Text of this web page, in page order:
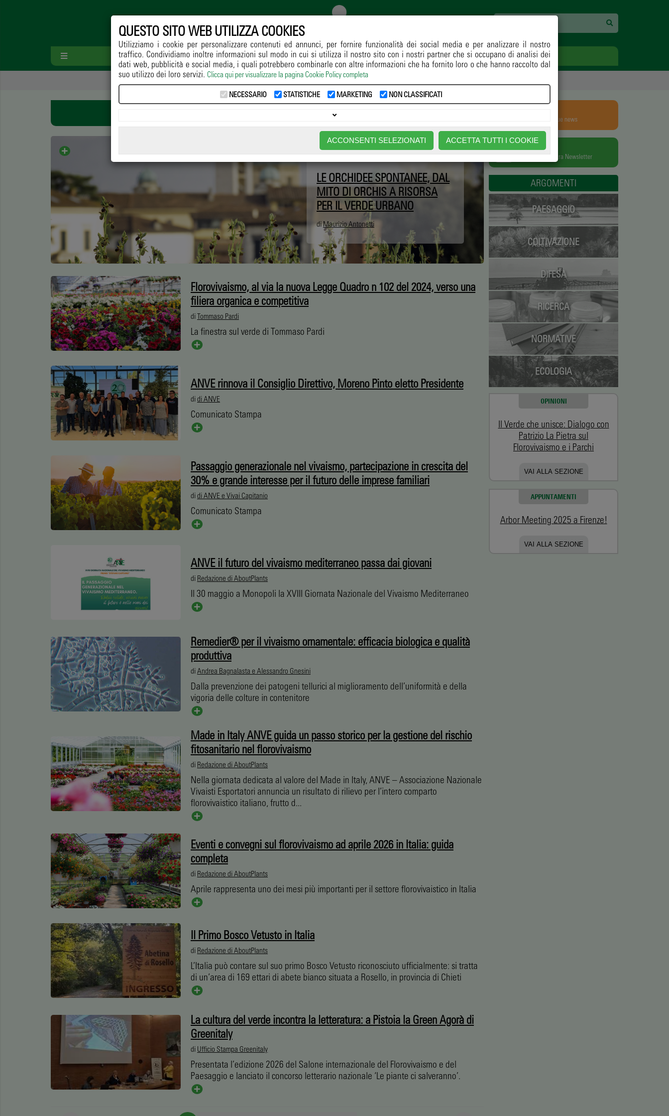
HOME PAESAGGIO COLTIVAZIONE DIFESA RICERCA NORMATIVE ECOLOGIA OPINIONI
Notizie
LE ORCHIDEE SPONTANEE, DAL
MITO DI ORCHIS A RISORSA
PER IL VERDE URBANO
diMaurizio Antonetti
Florovivaismo, al via la nuova Legge Quadro n 102 del 2024, verso una
filiera organica e competitiva
diTommaso Pardi
La finestra sul verde di Tommaso Pardi
ANVE rinnova il Consiglio Direttivo, Moreno Pinto eletto Presidente
didi ANVE
Comunicato Stampa
Passaggio generazionale nel vivaismo, partecipazione in crescita del
30% e grande interesse per il futuro delle imprese familiari
didi ANVE e Vivai Capitanio
Comunicato Stampa
ANVE il futuro del vivaismo mediterraneo passa dai giovani
di Redazione di AboutPlants
Il 30 maggio a Monopoli la XVIII Giornata Nazionale del Vivaismo Mediterraneo
Remedier® per il vivaismo ornamentale: efficacia biologica e qualità
produttiva
diAndrea Bagnalasta e Alessandro Gnesini
Dalla prevenzione dei patogeni tellurici al miglioramento dell’uniformità e della
vigoria delle colture in contenitore
Made in Italy ANVE guida un passo storico per la gestione del rischio
fitosanitario nel florovivaismo
di Redazione di AboutPlants
Nella giornata dedicata al valore del Made in Italy, ANVE – Associazione Nazionale
Vivaisti Esportatori annuncia un risultato di rilievo per l’intero comparto
florovivaistico italiano, frutto d...
Eventi e convegni sul florovivaismo ad aprile 2026 in Italia: guida
completa
di Redazione di AboutPlants
Aprile rappresenta uno dei mesi più importanti per il settore florovivaistico in Italia
Il Primo Bosco Vetusto in Italia
di Redazione di AboutPlants
L’Italia può contare sul suo primo Bosco Vetusto riconosciuto ufficialmente: si tratta
di un’area di 169 ettari di abete bianco situata a Rosello, in provincia di Chieti
La cultura del verde incontra la letteratura: a Pistoia la Green Agorà di
Greenitaly
di Ufficio Stampa Greenitaly
Presentata l’edizione 2026 del Salone internazionale del Florovivaismo e del
Paesaggio e lanciato il concorso letterario nazionale ‘Le piante ci salveranno’.
Aggiungili alle tue news
NEWSLETTER
Iscriviti alla nostra Newsletter
ARGOMENTI
PAESAGGIO
COLTIVAZIONE
DIFESA
RICERCA
NORMATIVE
ECOLOGIA
OPINIONI
Il Verde che unisce: Dialogo con
Patrizio La Pietra sul
Florovivaismo e i Parchi
VAI ALLA SEZIONE
APPUNTAMENTI
Arbor Meeting 2025 a Firenze!
VAI ALLA SEZIONE
QUESTO SITO WEB UTILIZZA COOKIES
Utilizziamo i cookie per personalizzare contenuti ed annunci, per fornire funzionalità dei social media e per analizzare il nostro
traffico. Condividiamo inoltre informazioni sul modo in cui si utilizza il nostro sito con i nostri partner che si occupano di analisi dei
dati web, pubblicità e social media, i quali potrebbero combinarle con altre informazioni che ha fornito loro o che hanno raccolto dal
suo utilizzo dei loro servizi. Clicca qui per visualizzare la pagina Cookie Policy completa
NECESSARIO STATISTICHE MARKETING NON CLASSIFICATI
ACCONSENTI SELEZIONATI ACCETTA TUTTI I COOKIE